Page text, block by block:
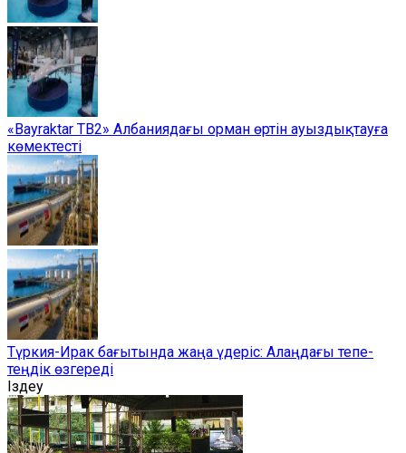
«Bayraktar TB2» Албаниядағы орман өртін ауыздықтауға
көмектесті
Түркия-Ирак бағытында жаңа үдеріс: Алаңдағы тепе-
теңдік өзгереді
Іздеу